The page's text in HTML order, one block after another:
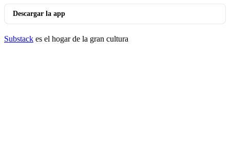
Descargar la app
Substack es el hogar de la gran cultura